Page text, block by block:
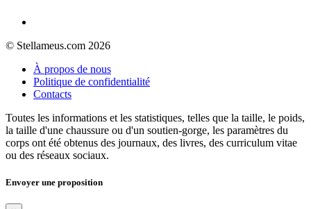
© Stellameus.com 2026
À propos de nous
Politique de confidentialité
Contacts
Toutes les informations et les statistiques, telles que la taille, le poids,
la taille d'une chaussure ou d'un soutien-gorge, les paramètres du
corps ont été obtenus des journaux, des livres, des curriculum vitae
ou des réseaux sociaux.
Envoyer une proposition